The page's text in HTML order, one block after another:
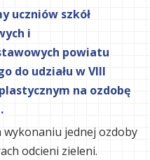
uczniów szkół
i
powiatu
do udziału w VIII
na ozdobę
wykonaniu jednej ozdoby
odcieni zieleni.